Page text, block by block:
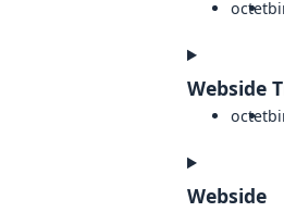
octet
Webside
octet
Webside